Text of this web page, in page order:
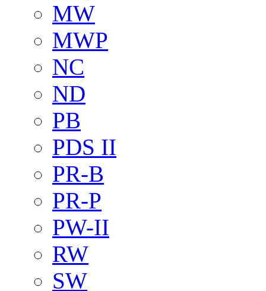
MW
MWP
NC
ND
PB
PDS II
PR-B
PR-P
PW-II
RW
SW